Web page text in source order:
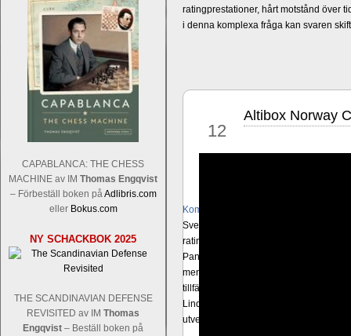
CAPABLANCA: THE CHESS
MACHINE av IM Thomas Engqvist
– Förbeställ boken påAdlibris.com
eller Bokus.com
NY SCHACKBOK 2025
THE SCANDINAVIAN DEFENSE
REVISITED av IM Thomas
Engqvist – Beställ boken på
ratingprestationer, hårt motstånd över
i denna komplexa fråga kan svaren
Kommentera
Sverigemästarklassen och övriga
ratingordning: GM Platon Galperin, IM
Pantzar, IM Hampus Sörensen GM
men det skulle inte vara osannolikt om
tillfälliga ratingtoppar. Mästar-Elit: IM
Lindberg, FM Joar Östlund, FM
utvecklande spelare kommer att
12
Altibox Norway